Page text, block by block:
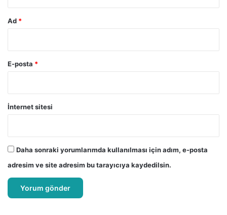
Ad *
E-posta *
İnternet sitesi
Daha sonraki yorumlarımda kullanılması için adım, e-posta
adresim ve site adresim bu tarayıcıya kaydedilsin.